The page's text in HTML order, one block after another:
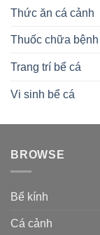
Thức ăn cá cảnh
Thuốc chữa bệnh
Trang trí bể cá
Vi sinh bể cá
BROWSE
Bể kính
Cá cảnh